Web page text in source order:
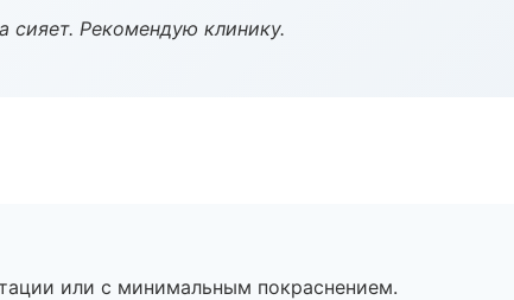
сияет. Рекомендую клинику.
или с минимальным покраснением.